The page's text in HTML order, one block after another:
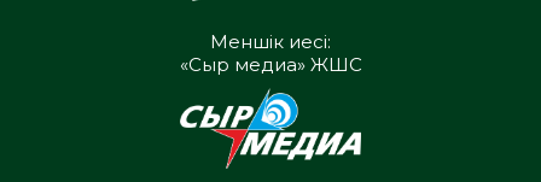
Меншік иесі:
«Сыр медиа» ЖШС